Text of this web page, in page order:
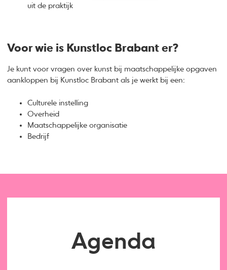
uit de praktijk
Voor wie is Kunstloc Brabant er?
Je kunt voor vragen over kunst bij maatschappelijke opgaven
aankloppen bij Kunstloc Brabant als je werkt bij een:
Culturele instelling
Overheid
Maatschappelijke organisatie
Bedrijf
Agenda